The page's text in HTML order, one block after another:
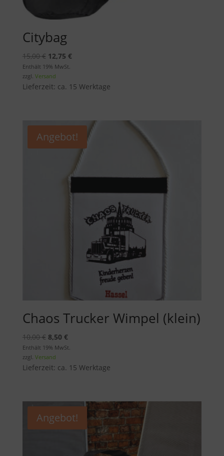
Citybag
15,00€ Ursprünglicher
Preis
war:
15,00 €
12,75 €Aktueller
12,75 €.
Enthält 19% MwSt.
zzgl. Versand
Lieferzeit: ca. 15 Werktage
Angebot!
Chaos Trucker Wimpel (klein)
10,00€ Ursprünglicher
Preis
war:
10,00 €
8,50 €Aktueller
Preis
8,50 €.
Enthält 19% MwSt.
zzgl. Versand
Lieferzeit: ca. 15 Werktage
Angebot!